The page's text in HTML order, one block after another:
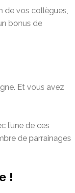
de vos collègues,
bonus de
Et vous avez
l’une de ces
de parrainages
!